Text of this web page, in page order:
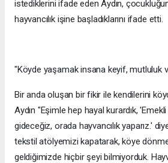
istediklerini ifade eden Aydın,
hayvancılık işine başladıklarını ifade etti.
"Köyde yaşamak insana keyif, mutluluk
Bir anda oluşan bir fikir ile kendilerini
Aydın "Eşimle hep hayal kurardık,
gideceğiz, orada hayvancılık yaparız.'
tekstil atölyemizi kapatarak, köye
geldiğimizde hiçbir şeyi bilmiyorduk.